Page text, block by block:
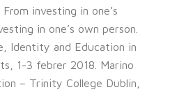
From investing in one’s
in one’s own person.
Identity and Education in
1-3 febrer 2018.
Marino
– Trinity College Dublin,